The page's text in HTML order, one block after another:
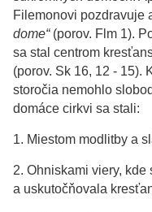
Filemonovi pozdravuje
dome“(porov. Flm 1).
sa stal centrom
(porov. Sk 16, 12 - 15).
storočia nemohlo
domáce cirkvi sa stali:
1. Miestom modlitby a
2. Ohniskami viery,
a uskutočňovala